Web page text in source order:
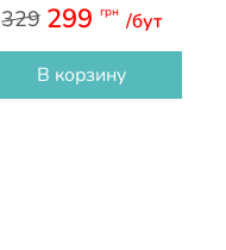
329 299 грн /бут
В корзину